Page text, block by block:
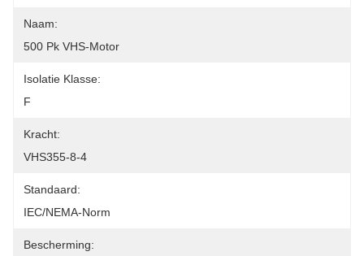
Naam:
500 Pk VHS-Motor
Isolatie Klasse:
F
Kracht:
VHS355-8-4
Standaard:
IEC/NEMA-Norm
Bescherming: